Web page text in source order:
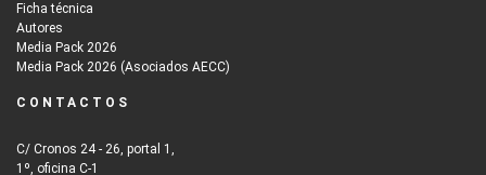
Ficha técnica
Autores
Media Pack 2026
Media Pack 2026 (Asociados AECC)
CONTACTOS
C/ Cronos 24 - 26, portal 1,
1º, oficina C-1